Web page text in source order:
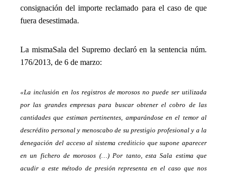
consignación del importe reclamado para el caso de que
fuera desestimada.
La mismaSaladel Supremo declaróen la sentencia núm.
176/2013, de 6 de marzo:
«La inclusión en los registros de morosos no puede ser utilizada
por las grandes empresas para buscar obtener el cobro de las
cantidades que estiman pertinentes, amparándose en el temor al
descrédito personal y menoscabo de su prestigio profesional y a la
denegación del acceso al sistema crediticio que supone aparecer
en un fichero de morosos (…) Por tanto, esta Sala estima que
acudir a este método de presión representa en el caso que nos